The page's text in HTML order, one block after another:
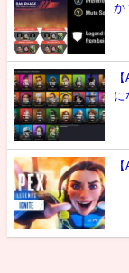
か
に